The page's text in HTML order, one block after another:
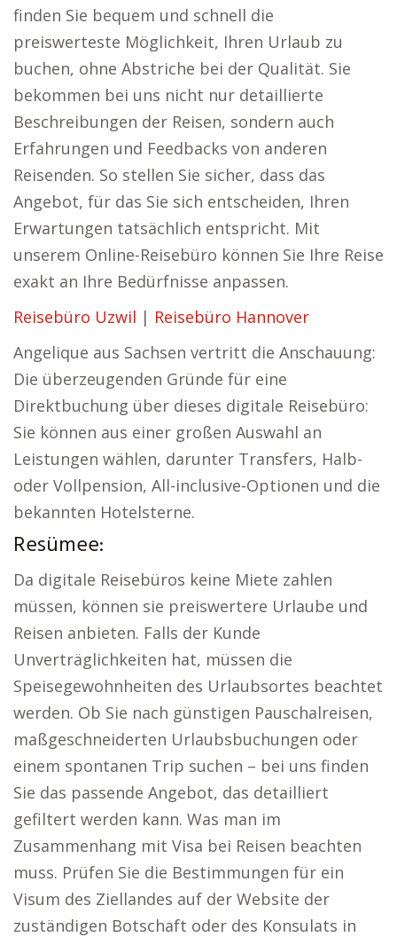
finden Sie bequem und schnell die
preiswerteste Möglichkeit, Ihren Urlaub zu
buchen, ohne Abstriche bei der Qualität. Sie
bekommen bei uns nicht nur detaillierte
Beschreibungen der Reisen, sondern auch
Erfahrungen und Feedbacks von anderen
Reisenden. So stellen Sie sicher, dass das
Angebot, für das Sie sich entscheiden, Ihren
Erwartungen tatsächlich entspricht. Mit
unserem Online-Reisebüro können Sie Ihre Reise
exakt an Ihre Bedürfnisse anpassen.
Reisebüro Uzwil | Reisebüro Hannover
Angelique aus Sachsen vertritt die Anschauung:
Die überzeugenden Gründe für eine
Direktbuchung über dieses digitale Reisebüro:
Sie können aus einer großen Auswahl an
Leistungen wählen, darunter Transfers, Halb-
oder Vollpension, All-inclusive-Optionen und die
bekannten Hotelsterne.
Resümee:
Da digitale Reisebüros keine Miete zahlen
müssen, können sie preiswertere Urlaube und
Reisen anbieten. Falls der Kunde
Unverträglichkeiten hat, müssen die
Speisegewohnheiten des Urlaubsortes beachtet
werden. Ob Sie nach günstigen Pauschalreisen,
maßgeschneiderten Urlaubsbuchungen oder
einem spontanen Trip suchen – bei uns finden
Sie das passende Angebot, das detailliert
gefiltert werden kann. Was man im
Zusammenhang mit Visa bei Reisen beachten
muss. Prüfen Sie die Bestimmungen für ein
Visum des Ziellandes auf der Website der
zuständigen Botschaft oder des Konsulats in